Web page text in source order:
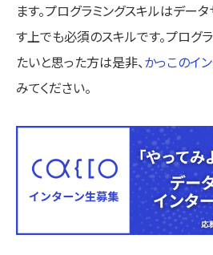
ます。プログラミングスキルはデー
す上でも必須のスキルです。プログ
たいと思った方は是非、かっこのイ
みてください。